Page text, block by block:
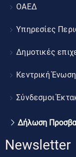
ΟΑΕΔ
Υπηρεσίες
Δημοτικές
Κεντρική
Σύνδεσμοι
Δήλωση
Newsletter